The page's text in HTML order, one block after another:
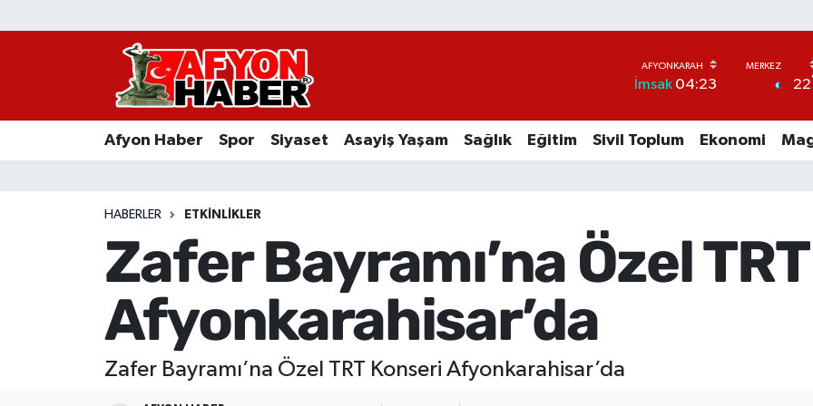
İmsak04:23 22
Afyon Haber Spor Siyaset Asayiş Yaşam Sağlık Eğitim Sivil Toplum Ekonomi
HABERLER ETKINLIKLER
Zafer Bayramı’na Özel
Afyonkarahisar’da
Zafer Bayramı’na Özel TRT Konseri Afyonkarahisar’da
Afyon Haber
Asayiş Yaşam